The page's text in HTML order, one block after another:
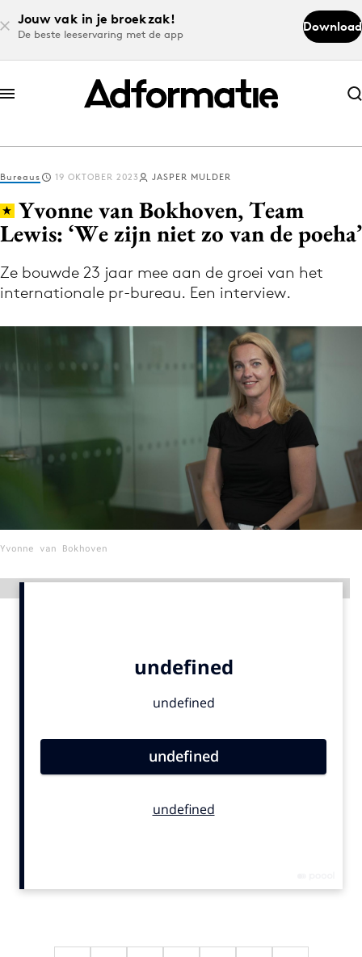
Jouw vak in je broekzak!
De beste leeservaring met de app
Download
Abonneer nu
Abonneer nu
Log in
Download de app
Volg het laatste nieuws via de Adformatie
Nieuws app
Home
9 sept: GenAI-training
12 nov: MarketingLive!
Adverteren
Events
Opleidingen
Vacatures
Bureaus
Bureaus 19 OKTOBER 2023 JASPER MULDER
Yvonne van Bokhoven, Team
Lewis: ‘We zijn niet zo van de poeha’
Ze bouwde 23 jaar mee aan de groei van het
internationale pr-bureau. Een interview.
Yvonne van Bokhoven